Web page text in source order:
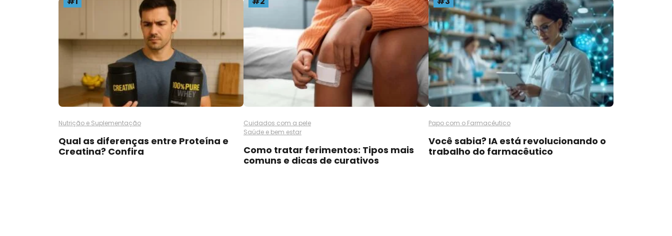
Nutrição e Suplementação
Qual as diferenças entre Proteína e
Creatina? Confira
Cuidados com a pele
Saúde e bem estar
Como tratar ferimentos: Tipos mais
comuns e dicas de curativos
Papo com o Farmacêutico
Você sabia? IA está revolucionando o
trabalho do farmacêutico